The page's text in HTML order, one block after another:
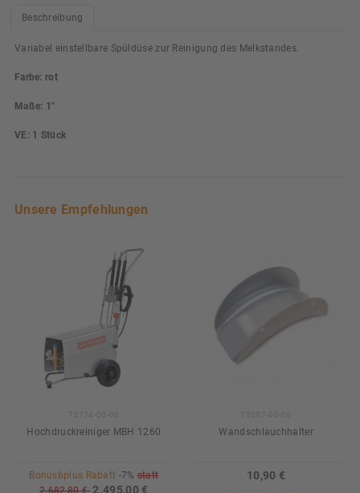
Beschreibung
Variabel einstellbare Spüldüse zur Reinigung des Melkstandes.
Farbe: rot
Maße: 1"
VE: 1 Stück
Unsere Empfehlungen
Hochdruckreiniger MBH 1260
Bonus6plus Rabatt -7% statt
2.682,80 € 2.495,00 €
Wandschlauchhalter
10,90 €